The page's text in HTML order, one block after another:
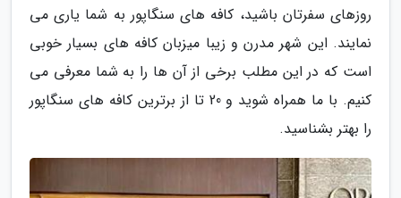
روزهای سفرتان باشید، کافه های سنگاپور به شما یاری می
نمایند. این شهر مدرن و زیبا میزبان کافه های بسیار خوبی
است که در این مطلب برخی از آن ها را به شما معرفی می
کنیم. با ما همراه شوید و 20 تا از برترین کافه های سنگاپور
را بهتر بشناسید.